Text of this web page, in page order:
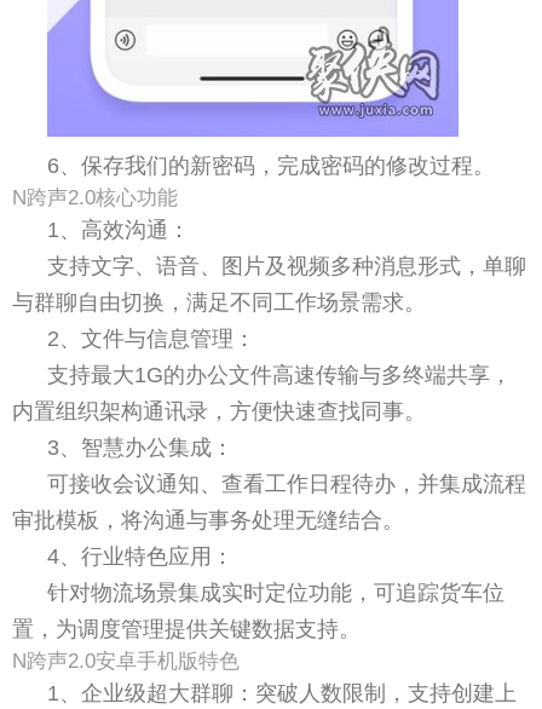
6、保存我们的新密码，完成密码的修改过程。
N跨声2.0核心功能
1、高效沟通：
支持文字、语音、图片及视频多种消息形式，单聊
与群聊自由切换，满足不同工作场景需求。
2、文件与信息管理：
支持最大1G的办公文件高速传输与多终端共享，
内置组织架构通讯录，方便快速查找同事。
3、智慧办公集成：
可接收会议通知、查看工作日程待办，并集成流程
审批模板，将沟通与事务处理无缝结合。
4、行业特色应用：
针对物流场景集成实时定位功能，可追踪货车位
置，为调度管理提供关键数据支持。
N跨声2.0安卓手机版特色
1、企业级超大群聊：突破人数限制，支持创建上